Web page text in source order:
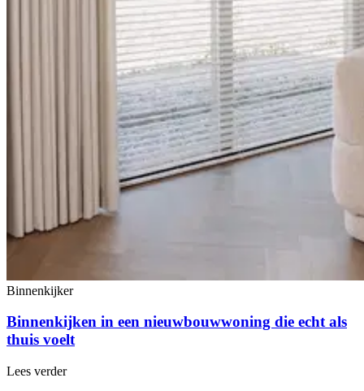
Binnenkijker
Binnenkijken in een nieuwbouwwoning die echt als
thuis voelt
Lees verder